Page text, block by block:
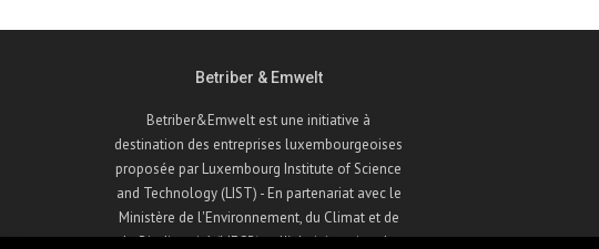
Betriber & Emwelt
Betriber&Emwelt est une initiative à
destination des entreprises luxembourgeoises
proposée par Luxembourg Institute of Science
and Technology (LIST) - En partenariat avec le
Ministère de l'Environnement, du Climat et de
la Biodiversité (MECB) et l'Administration de